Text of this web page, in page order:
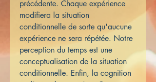
précédente. Chaque expérience
modifiera la situation
conditionnelle de sorte qu'aucune
expérience ne sera répétée. Notre
perception du temps est une
conceptualisation de la situation
conditionnelle. Enfin, la cognition